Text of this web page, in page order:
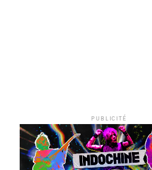
PUBLICITÉ